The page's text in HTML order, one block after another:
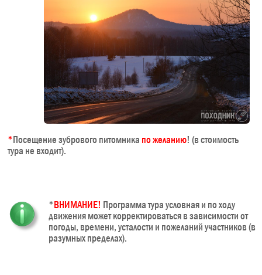
*Посещение зубрового питомника по желанию! (в стоимость
тура не входит).
*ВНИМАНИЕ! Программа тура условная и по ходу
движения может корректироваться в зависимости от
погоды, времени, усталости и пожеланий участников (в
разумных пределах).